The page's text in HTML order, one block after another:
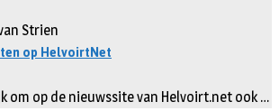
Strien
op HelvoirtNet
om op de nieuwssite van Helvoirt.net ook …